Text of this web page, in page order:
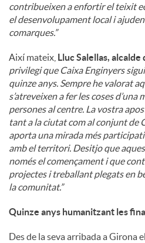
contribueixen a enfortir el teixit
el desenvolupament local i
comarques.”
Així mateix, Lluc Salellas, alcalde
privilegi que Caixa Enginyers
quinze anys. Sempre he valorat
s’atreveixen a fer les coses
persones al centre. La vostra
tant a la ciutat com al conjunt de
aporta una mirada més
amb el territori. Desitjo que
només el començament i que
projectes i treballant plegats en
la comunitat.”
Quinze anys humanitzant les
Des de la seva arribada a Girona